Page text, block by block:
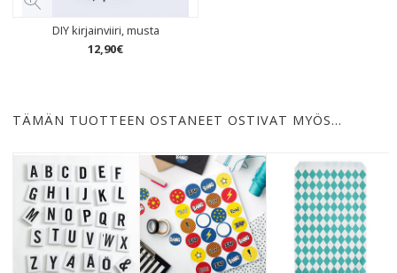
DIY kirjainviiri, musta
12,90€
TÄMÄN TUOTTEEN OSTANEET OSTIVAT MYÖS…